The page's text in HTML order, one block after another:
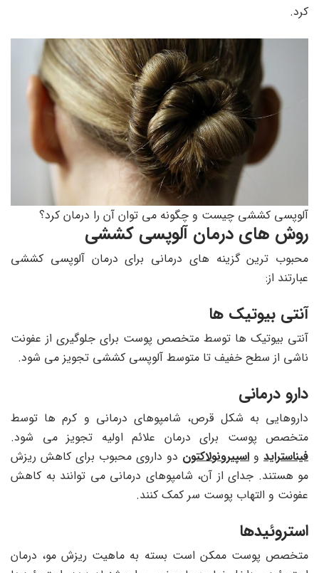
کرد.
آلوپسی کششی چیست و چگونه می توان آن را درمان کرد؟
روش های درمان آلوپسی کششی
محبوب ترین گزینه های درمانی برای درمان آلوپسی کششی
عبارتند از:
آنتی بیوتیک ها
آنتی بیوتیک ها توسط متخصص پوست برای جلوگیری از عفونت
ناشی از سطح خفیف تا متوسط آلوپسی کششی تجویز می شود.
دارو درمانی
داروهایی به شکل قرص، شامپوهای درمانی و کرم ها توسط
متخصص پوست برای درمان علائم اولیه تجویز می شود.
فیناستراید و اسپیرونولاکتون دو داروی محبوب برای کاهش ریزش
مو هستند. جدای از آن، شامپوهای درمانی می توانند به کاهش
عفونت و التهاب پوست سر کمک کنند.
استروئیدها
متخصص پوست ممکن است بسته به ماهیت ریزش مو، درمان